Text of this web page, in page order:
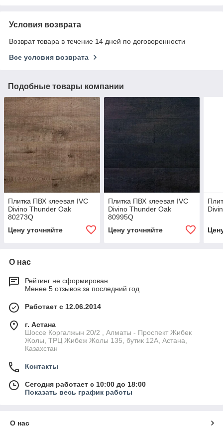
Условия возврата
Возврат товара в течение 14 дней по договоренности
Все условия возврата
Подобные товары компании
Плитка ПВХ клеевая IVC
Divino Thunder Oak
80273Q
Цену уточняйте
Плитка ПВХ клеевая IVC
Divino Thunder Oak
80995Q
Цену уточняйте
О нас
Рейтинг не сформирован
Менее 5 отзывов за последний год
Работает с 12.06.2014
г. Астана
Шоссе Коргалжын 20/2 , Алматы - Проспект Жибек
Жолы, ТРЦ Жибеж Жолы 135, бутик 12А, Астана,
Казахстан
Контакты
Сегодня работает с 10:00 до 18:00
Показать весь график работы
О нас